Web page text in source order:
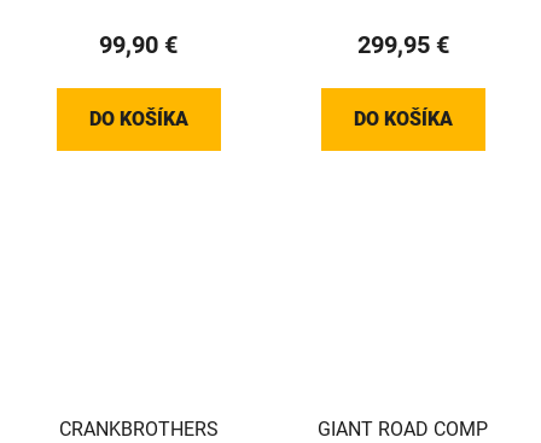
99,90 €
DO KOŠÍKA
299,95 €
DO KOŠÍKA
CRANKBROTHERS
GIANT ROAD COMP